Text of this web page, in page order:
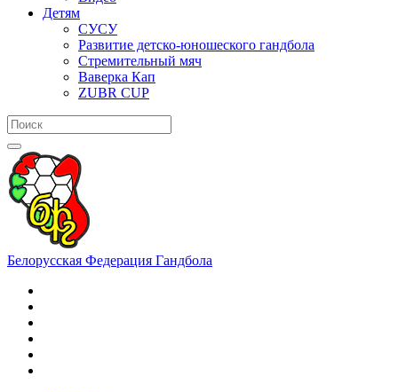
Детям
СУСУ
Развитие детско-юношеского гандбола
Стремительный мяч
Ваверка Кап
ZUBR CUP
Белорусская Федерация Гандбола